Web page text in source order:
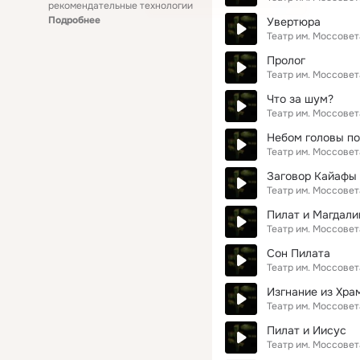
рекомендательные технологии
Подробнее
Увертюра
Театр им.
Пролог
Театр им.
Что за шум?
Театр им.
Небом головы
Театр им.
Заговор Кайафы
Театр им.
Пилат и
Театр им.
Сон Пилата
Театр им.
Изгнание из
Театр им.
Пилат и Иисус
Театр им.